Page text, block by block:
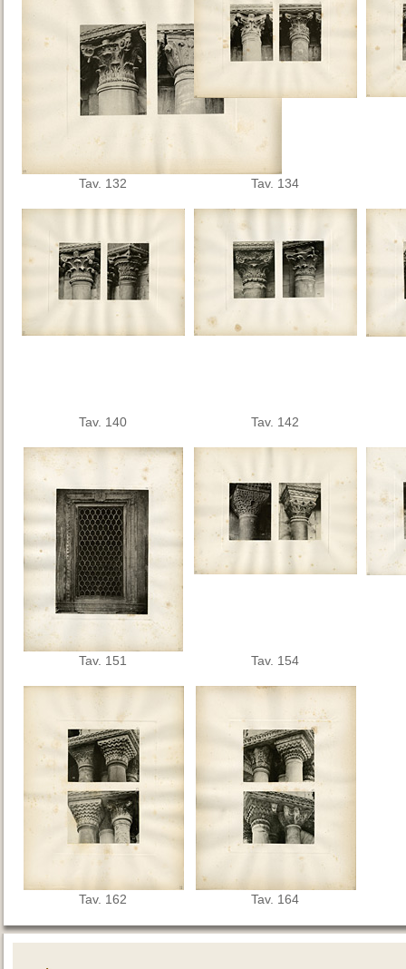
Tav. 132 Tav. 134
Tav. 140 Tav. 142
Tav. 151 Tav. 154
Tav. 162 Tav. 164